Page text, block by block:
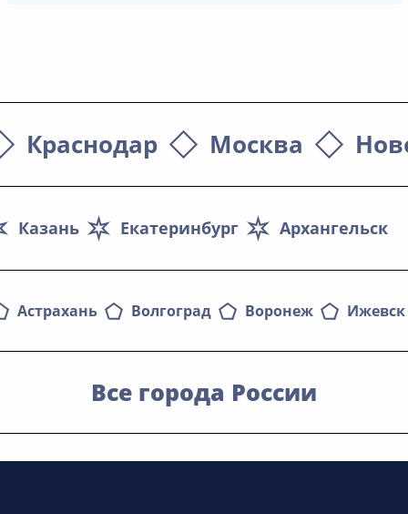
Краснодар Москва
Архангельск
Екатеринбург
Казань
Астрахань Волгоград Воронеж Ижевск
Все города России